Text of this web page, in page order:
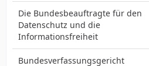
Die Bundesbeauftragte für den
Datenschutz und die
Informationsfreiheit
Bundesverfassungsgericht